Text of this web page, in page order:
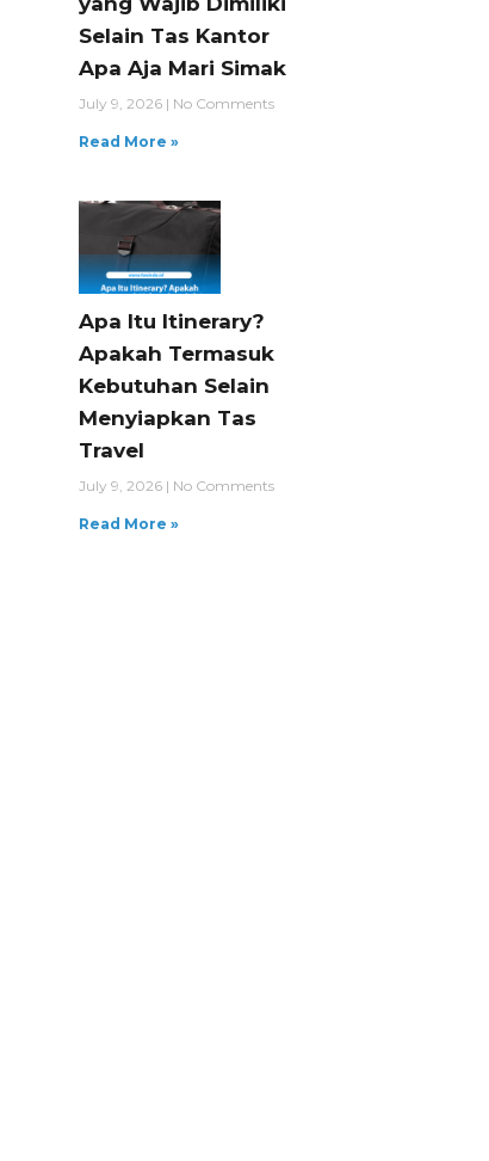
Selain Tas Kantor
Apa Aja Mari Simak
July 9, 2026 No Comments
Read More »
Apa Itu Itinerary?
Apakah Termasuk
Kebutuhan Selain
Menyiapkan Tas
Travel
July 9, 2026 No Comments
Read More »